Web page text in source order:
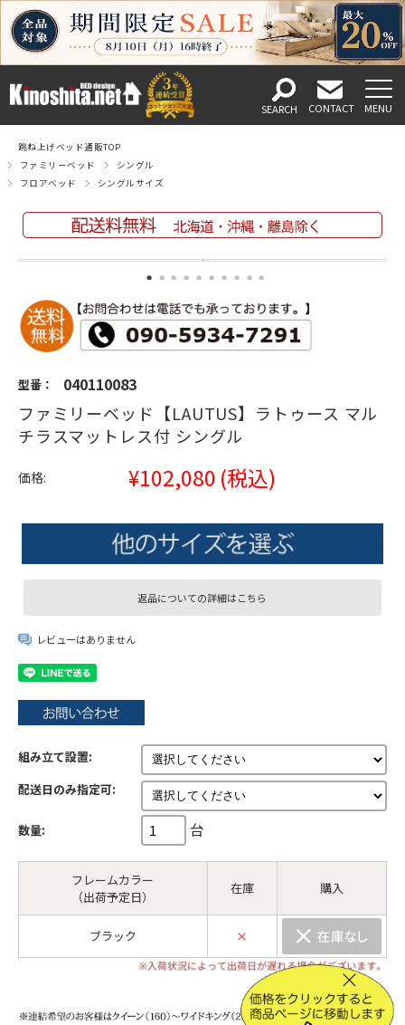
跳ね上げベッド通販TOP
ファミリーベッド
シングル
フロアベッド
シングルサイズ
型番： 040110083
ファミリーベッド【LAUTUS】ラトゥース マル
チラスマットレス付 シングル
価格: ¥102,080 (税込)
返品についての詳細はこちら
レビューはありません
組み立て設置:
配送日のみ指定可:
数量: 台
フレームカラー
（出荷予定日）
在庫 購入
ブラック ×